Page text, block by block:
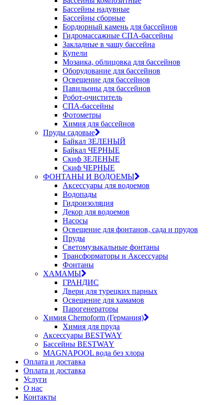
Бассейны надувные
Бассейны сборные
Бордюрный камень для бассейнов
Гидромассажные СПА-бассейны
Закладные в чашу бассейна
Купели
Мозаика, облицовка для бассейнов
Оборудование для бассейнов
Освещение для бассейнов
Павильоны для бассейнов
Робот-очиститель
СПА-бассейны
Фотометры
Химия для бассейнов
Пруды садовые
Байкал ЗЕЛЕНЫЙ
Байкал ЧЕРНЫЕ
Скиф ЗЕЛЕНЫЕ
Скиф ЧЕРНЫЕ
ФОНТАНЫ И ВОДОЕМЫ
Аксессуары для водоемов
Водопады
Гидроизоляция
Декор для водоемов
Насосы
Освещение для фонтанов, сада и прудов
Пруды
Светомузыкальные фонтаны
Трансформаторы и Аксессуары
Фонтаны
ХАМАМЫ
ГРАНДИС
Двери для турецких парных
Освещение для хамамов
Парогенераторы
Химия Chemoform (Германия)
Химия для пруда
Аксессуары BESTWAY
Бассейны BESTWAY
MAGNAPOOL вода без хлора
Оплата и доставка
Оплата и доставка
Услуги
О нас
Контакты